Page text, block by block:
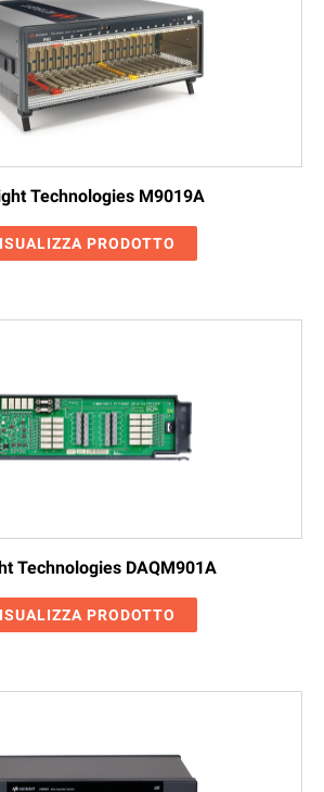
Technologies M9019A
PRODOTTO
Technologies DAQM901A
PRODOTTO